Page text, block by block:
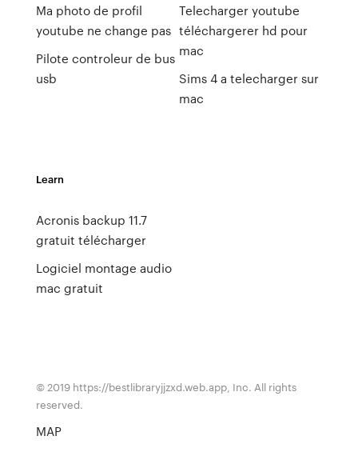
Ma photo de profil
youtube ne change pas
Pilote controleur de bus
usb
Telecharger youtube
téléchargerer hd pour
mac
Sims 4 a telecharger sur
mac
Learn
Acronis backup 11.7
gratuit télécharger
Logiciel montage audio
mac gratuit
© 2019 https://bestlibraryjjzxd.web.app, Inc. All rights
reserved.
MAP